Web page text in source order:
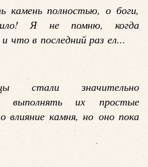
камень полностью, о боги,
Я не помню, когда
что в последний раз ел...
стали значительно
выполнять их простые
влияние камня, но оно пока